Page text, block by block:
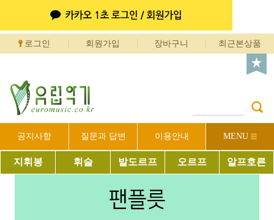
로그인 회원가입 장바구니 최근본상품
공지사항 질문과 답변 이용안내 MENU
지휘봉 휘슬 발도르프 오르프 알프호른